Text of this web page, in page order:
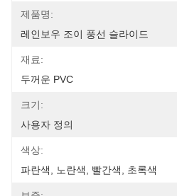
제품명:
레인보우 조이 풍선 슬라이드
재료:
두꺼운 PVC
크기:
사용자 정의
색상:
파란색, 노란색, 빨간색, 초록색